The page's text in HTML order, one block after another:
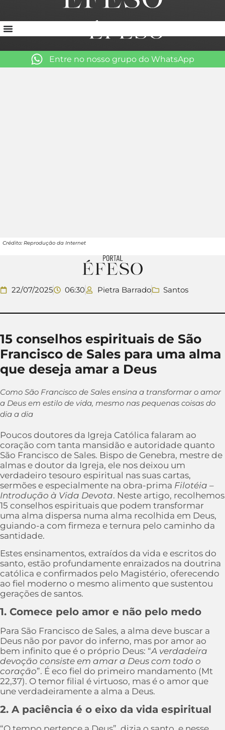
Entre no nosso grupo do WhatsApp
Crédito: Reprodução da Internet
22/07/2025 06:30 Pietra Barrado Santos
15 conselhos espirituais de São
Francisco de Sales para uma alma
que deseja amar a Deus
Como São Francisco de Sales ensina a transformar o amor
a Deus em estilo de vida, mesmo nas pequenas coisas do
dia a dia
Poucos doutores da Igreja Católica falaram ao
coração com tanta mansidão e autoridade quanto
São Francisco de Sales. Bispo de Genebra, mestre de
almas e doutor da Igreja, ele nos deixou um
verdadeiro tesouro espiritual nas suas cartas,
sermões e especialmente na obra-prima Filotéia –
Introdução à Vida Devota. Neste artigo, recolhemos
15 conselhos espirituais que podem transformar
uma alma dispersa numa alma recolhida em Deus,
guiando-a com firmeza e ternura pelo caminho da
santidade.
Estes ensinamentos, extraídos da vida e escritos do
santo, estão profundamente enraizados na doutrina
católica e confirmados pelo Magistério, oferecendo
ao fiel moderno o mesmo alimento que sustentou
gerações de santos.
1. Comece pelo amor e não pelo medo
Para São Francisco de Sales, a alma deve buscar a
Deus não por pavor do inferno, mas por amor ao
bem infinito que é o próprio Deus: “A verdadeira
devoção consiste em amar a Deus com todo o
coração”. É eco fiel do primeiro mandamento (Mt
22,37). O temor filial é virtuoso, mas é o amor que
une verdadeiramente a alma a Deus.
2. A paciência é o eixo da vida espiritual